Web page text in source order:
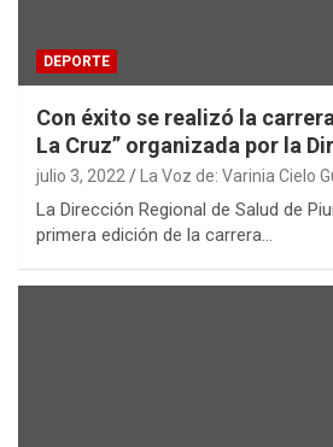
DEPORTE
Con éxito se realizó la
La Cruz” organizada por la
julio 3, 2022 La Voz de: Varinia Cielo
La Dirección Regional de Salud de
primera edición de la carrera…